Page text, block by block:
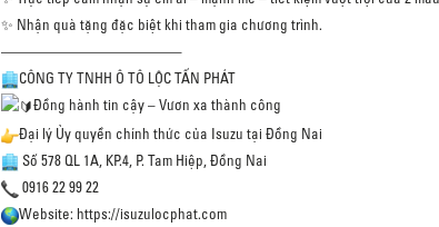
✨ Nhận quà tặng đặc biệt khi tham gia chương trình.
————————————–
CÔNG TY TNHH Ô TÔ LỘC TẤN PHÁT
Đồng hành tin cậy – Vươn xa thành công
Đại lý Ủy quyền chính thức của Isuzu tại Đồng Nai
Số 578 QL 1A, KP.4, P. Tam Hiệp, Đồng Nai
0916 22 99 22
Website: https://isuzulocphat.com